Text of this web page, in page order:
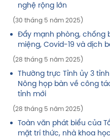
nghệ rộng lớn
(30 tháng 5 năm 2025)
Đẩy mạnh phòng, chống
miệng, Covid-19 và dịch
(28 tháng 5 năm 2025)
Thường trực Tỉnh ủy 3
Nông họp bàn về công
tỉnh mới
(28 tháng 5 năm 2025)
Toàn văn phát biểu của
mặt trí thức, nhà khoa học